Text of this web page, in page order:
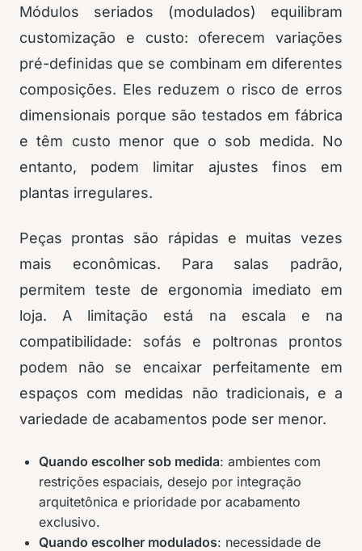
Módulos seriados (modulados) equilibram
customização e custo: oferecem variações
pré-definidas que se combinam em diferentes
composições. Eles reduzem o risco de erros
dimensionais porque são testados em fábrica
e têm custo menor que o sob medida. No
entanto, podem limitar ajustes finos em
plantas irregulares.
Peças prontas são rápidas e muitas vezes
mais econômicas. Para salas padrão,
permitem teste de ergonomia imediato em
loja. A limitação está na escala e na
compatibilidade: sofás e poltronas prontos
podem não se encaixar perfeitamente em
espaços com medidas não tradicionais, e a
variedade de acabamentos pode ser menor.
Quando escolher sob medida: ambientes com
restrições espaciais, desejo por integração
arquitetônica e prioridade por acabamento
exclusivo.
Quando escolher modulados: necessidade de